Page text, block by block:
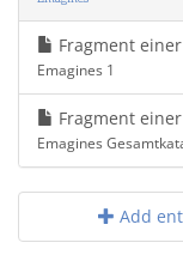
Fragment
Emagines 1
Fragment
Emagines
Add